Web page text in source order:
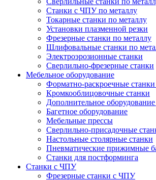
Станки с ЧПУ по металлу
Токарные станки по металлу
Установки плазменной резки
Фрезерные станки по металлу
Шлифовальные станки по
Электроэрозионные станки
Сверлильно-фрезерные станки
Мебельное оборудование
Форматно-раскроечные
Кромкооблицовочные станки
Дополнительное
Багетное оборудование
Мебельные прессы
Сверлильно-присадочные
Настольные столярные станки
Пневматические прижимные
Станки для постформинга
Станки с ЧПУ
Фрезерные станки с ЧПУ